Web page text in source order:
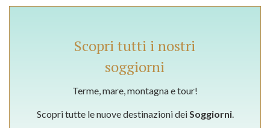
Scopri tutti i nostri
soggiorni
Terme, mare, montagna e tour!
Scopri tutte le nuove destinazioni deiSoggiorni.